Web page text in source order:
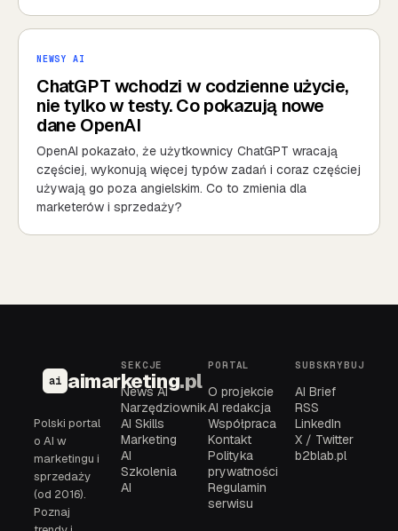
NEWSY AI
ChatGPT wchodzi w codzienne użycie,
nie tylko w testy. Co pokazują nowe
dane OpenAI
OpenAI pokazało, że użytkownicy ChatGPT wracają
częściej, wykonują więcej typów zadań i coraz częściej
używają go poza angielskim. Co to zmienia dla
marketerów i sprzedaży?
ai aimarketing.pl
Polski portal
o AI w
marketingu i
sprzedaży
(od 2016).
Poznaj
SEKCJE
News AI
Narzędziownik
AI Skills
Marketing
AI
Szkolenia
AI
PORTAL
O projekcie
AI redakcja
Współpraca
Kontakt
Polityka
prywatności
Regulamin
serwisu
SUBSKRYBUJ
AI Brief
RSS
LinkedIn
X / Twitter
b2blab.pl